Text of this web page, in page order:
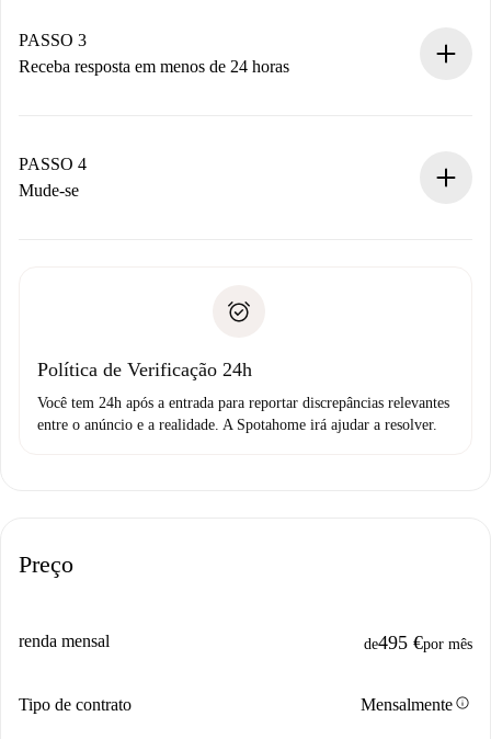
Não cobramos nada até que o proprietário confirme.
PASSO 3
Receba resposta em menos de 24 horas
proprietário.
Se recusada: não cobraremos nada e ofereceremos
Débito direto bancário
PASSO 4
Mude-se
não comunicar nenhum problema.
Política de Verificação 24h
Você tem 24h após a entrada para reportar discrepâncias relevantes
entre o anúncio e a realidade. A Spotahome irá ajudar a resolver.
Preço
renda mensal de495 €por mês
Tipo de contrato Mensalmenteinfo